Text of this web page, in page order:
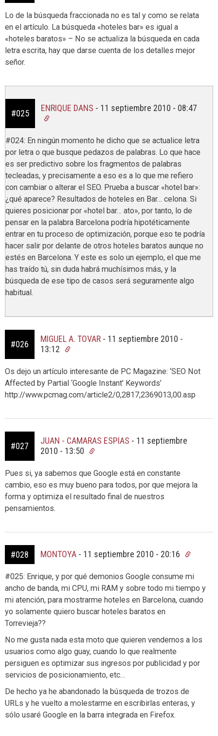
Lo de la búsqueda fraccionada no es tal y como se relata
en el artículo. La búsqueda «hoteles bar» es igual a
«hoteles baratos» – No se actualiza la búsqueda en cada
letra escrita, hay que darse cuenta de los detalles mejor
señor.
#025
ENRIQUE DANS - 11 septiembre 2010 - 08:47
#024: En ningún momento he dicho que se actualice letra
por letra o que busque pedazos de palabras. Lo que hace
es ser predictivo sobre los fragmentos de palabras
tecleadas, y precisamente a eso es a lo que me refiero
con cambiar o alterar el SEO. Prueba a buscar «hotel bar»:
¿qué aparece? Resultados de hoteles en Bar… celona. Si
quieres posicionar por «hotel bar… ato», por tanto, lo de
pensar en la palabra Barcelona podría hipotéticamente
entrar en tu proceso de optimización, porque eso te podría
hacer salir por delante de otros hoteles baratos aunque no
estés en Barcelona. Y este es solo un ejemplo, el que me
has traído tú, sin duda habrá muchísimos más, y la
búsqueda de ese tipo de casos será seguramente algo
habitual.
#026
MIGUEL A. TOVAR - 11 septiembre 2010 -
13:12
Os dejo un artículo interesante de PC Magazine: ‘SEO Not
Affected by Partial ‘Google Instant’ Keywords’
http://www.pcmag.com/article2/0,2817,2369013,00.asp
#027
JUAN - CAMARAS ESPIAS - 11 septiembre
2010 - 13:50
Pues si, ya sabemos que Google está en constante
cambio, eso es muy bueno para todos, por que mejora la
forma y optimiza el resultado final de nuestros
pensamientos.
#028 MONTOYA - 11 septiembre 2010 - 20:16
#025: Enrique, y por qué demonios Google consume mi
ancho de banda, mi CPU, mi RAM y sobre todo mi tiempo y
mi atención, para mostrarme hoteles en Barcelona, cuando
yo solamente quiero buscar hoteles baratos en
Torrevieja??
No me gusta nada esta moto que quieren vendernos a los
usuarios como algo guay, cuando lo que realmente
persiguen es optimizar sus ingresos por publicidad y por
servicios de posicionamiento, etc…
De hecho ya he abandonado la búsqueda de trozos de
URLs y he vuelto a molestarme en escribirlas enteras, y
sólo usaré Google en la barra integrada en Firefox.